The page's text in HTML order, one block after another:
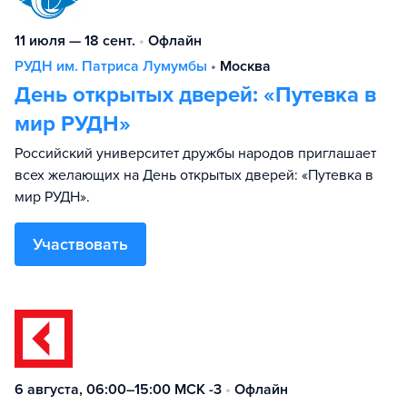
11 июля — 18 сент. • Офлайн
РУДН им. Патриса Лумумбы • Москва
День открытых дверей: «Путевка в
мир РУДН»
Российский университет дружбы народов приглашает
всех желающих на День открытых дверей: «Путевка в
мир РУДН».
Участвовать
6 августа, 06:00–15:00 МСК -3 • Офлайн